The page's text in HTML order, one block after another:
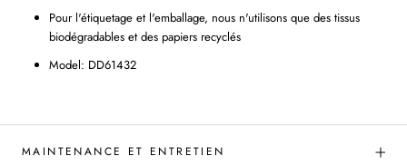
Pour l'étiquetage et l'emballage, nous n'utilisons que des tissus
biodégradables et des papiers recyclés
Model: DD61432
MAINTENANCE ET ENTRETIEN